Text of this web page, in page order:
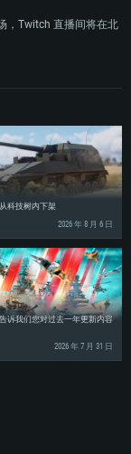
，Twitch 直播间将在北
科技树内下架
2026 年 8 月 6 日
诉我们您对过去一年更新内容
2026 年 7 月 31 日